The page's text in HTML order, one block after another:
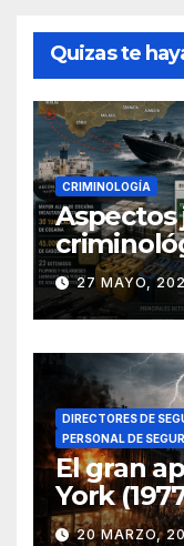
Quizas te
CRIMINOLOGÍA
Aspectos
lucha
en el sur
27 MAYO,
DIRECTORES DE
PERSONAL DE
El gran
York
20 MARZO,